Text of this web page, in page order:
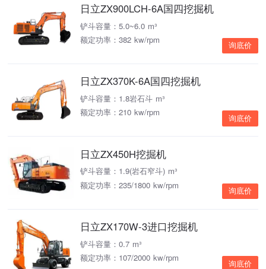
日立ZX900LCH-6A国四挖掘机
铲斗容量：5.0~6.0 m³
额定功率：382 kw/rpm
询底价
日立ZX370K-6A国四挖掘机
铲斗容量：1.8岩石斗 m³
额定功率：210 kw/rpm
询底价
日立ZX450H挖掘机
铲斗容量：1.9(岩石窄斗) m³
额定功率：235/1800 kw/rpm
询底价
日立ZX170W-3进口挖掘机
铲斗容量：0.7 m³
额定功率：107/2000 kw/rpm
询底价